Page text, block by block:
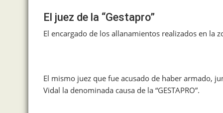
El juez de la “Gestapro”
El encargado de los allanamientos realizados en la
El mismo juez que fue acusado de haber armado,
Vidal la denominada causa de la “GESTAPRO”.